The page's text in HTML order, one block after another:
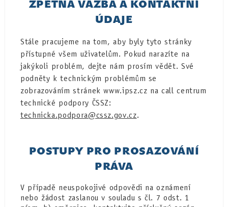
ZPĚTNÁ VAZBA A KONTAKTNÍ
ÚDAJE
Stále pracujeme na tom, aby byly tyto stránky
přístupné všem uživatelům. Pokud narazíte na
jakýkoli problém, dejte nám prosím vědět. Své
podněty k technickým problémům se
zobrazováním stránek www.ipsz.cz na call centrum
technické podpory ČSSZ:
technicka.podpora@cssz.gov.cz.
POSTUPY PRO PROSAZOVÁNÍ
PRÁVA
V případě neuspokojivé odpovědi na oznámení
nebo žádost zaslanou v souladu s čl. 7 odst. 1